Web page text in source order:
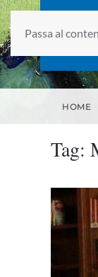
Passa al
HOME
Tag: